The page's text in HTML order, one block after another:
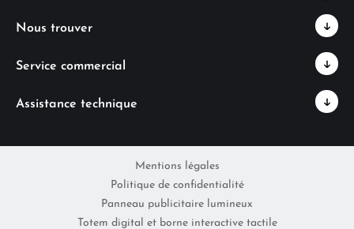
Nous trouver
Service commercial
Assistance technique
Mentions légales
Politique de confidentialité
Panneau publicitaire lumineux
Totem digital et borne interactive tactile